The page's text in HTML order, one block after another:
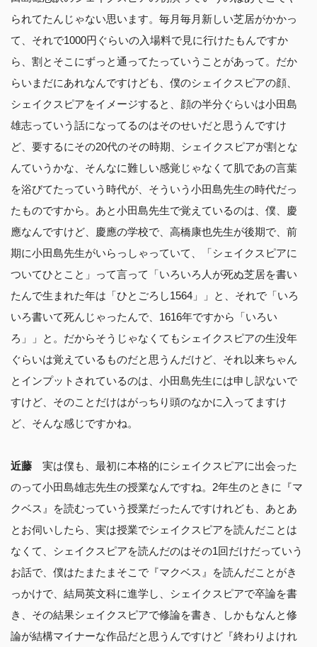
られてたんじゃない思います。毎月毎月新しい芝居がかかっ
て、それで1000円ぐらいの入場料で見に行けたもんですか
ら、割とそこにずっと通ってたっていうことがあって。だか
らいまだにあれなんですけども、僕のシェイクスピアの顔、
シェイクスピアをイメージすると、顔の半分ぐらいは小田島
雄志っていう話になってるのはそのせいだと思うんですけ
ど、要するにその20代のその時期、シェイクスピアが割とな
んていうかな、そんなに難しい感覚じゃなくて肌であの言葉
を浴びてたっていう時代が、そういう小田島先生の時代だっ
たものですから。あと小田島先生で覚えているのは、僕、慶
應なんですけど、慶應の学校で、高橋康也先生が後期で、前
期に小田島先生がいらっしゃっていて、「シェイクスピアに
ついてひとこと」って言って「いろいろ人が死ぬ芝居を書い
たんで生まれた年は「ひとごろし1564」」と、それで「いろ
いろ書いて死んじゃったんで、1616年ですから「いろい
ろ」」と。だからそうじゃなくてもシェイクスピアの生没年
ぐらいは覚えているものだと思うんだけど、それ以来ちゃん
とインプットされているのは、小田島先生には申し訳ないで
すけど、そのことだけはがっちり頭のなかに入ってますけ
ど、そんな感じですかね。
近藤 実は僕も、最初に本格的にシェイクスピアに出会った
のって小田島雄志先生の授業なんですね。2年生のときに『マ
クベス』を読むっていう授業だったんですけれども、あとあ
とお伺いしたら、実は授業でシェイクスピアを読んだことは
なくて、シェイクスピアを読んだのはその1回だけだっていう
お話で、僕はたまたまそこで『マクベス』を読んだことがき
っかけで、結局英文科に進学し、シェイクスピアで卒論を書
き、その結果シェイクスピアで修論を書き、しかもなんと修
論が結構マイナーな作品だと思うんですけど『終わりよけれ